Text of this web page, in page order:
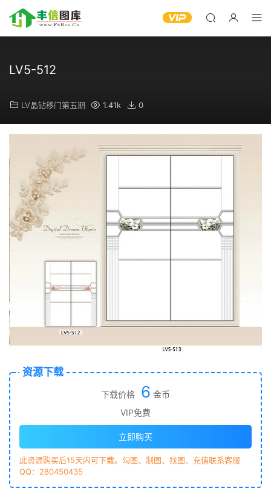
LV5-512
LV晶钻移门第五期 1.41k 0
资源下载
下载价格 6 金币
VIP免费
立即购买
此资源购买后15天内可下载。勾图、制图、找图、充值联系客服
QQ：280450435